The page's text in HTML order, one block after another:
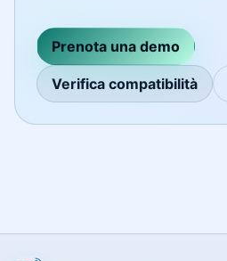
Prenota una demo
Verifica compatibilità